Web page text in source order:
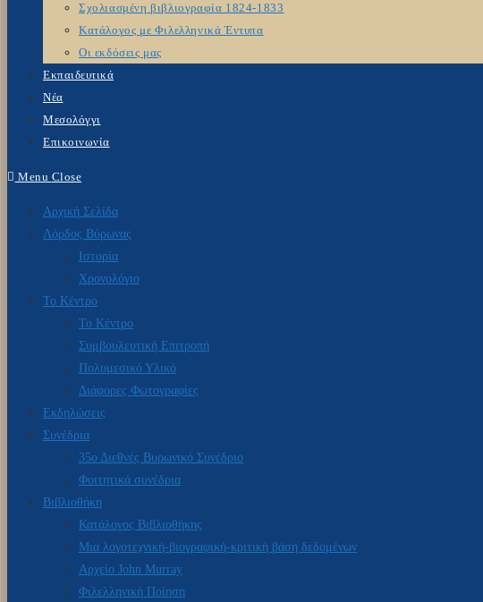
Σχολιασμένη βιβλιογραφία 1824-1833
Κατάλογος με Φιλελληνικά Έντυπα
Οι εκδόσεις μας
Εκπαιδευτικά
Νέα
Μεσολόγγι
Επικοινωνία
Menu Close
Αρχική Σελίδα
Λόρδος Βύρωνας
Ιστορία
Χρονολόγιο
Το Κέντρο
Το Κέντρο
Συμβουλευτική Επιτροπή
Πολυμεσικό Υλικό
Διάφορες Φωτογραφίες
Εκδηλώσεις
Συνέδρια
35ο Διεθνές Βυρωνικό Συνέδριο
Φοιτητικά συνέδρια
Βιβλιοθήκη
Κατάλογος Βιβλιοθήκης
Μια λογοτεχνική-βιογραφική-κριτική βάση δεδομένων
Αρχείο John Murray
Φιλελληνική Ποίηση